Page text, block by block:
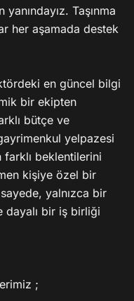
Taşınma
her aşamada destek
en güncel bilgi
bir ekipten
bütçe ve
yelpazesi
farklı beklentilerini
kişiye özel bir
yalnızca bir
dayalı bir iş birliği
;